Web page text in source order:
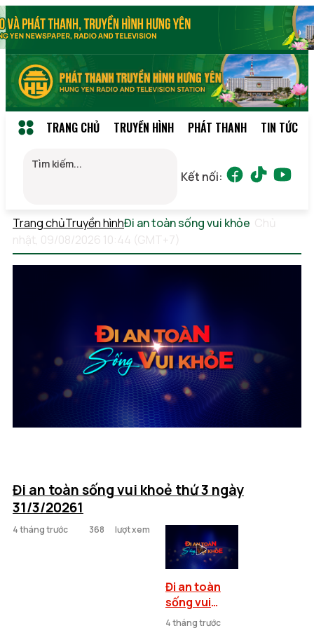
TRANG CHỦ TRUYỀN HÌNH PHÁT THANH TIN TỨC
Kết nối:
Trang chủTruyền hìnhĐi an toàn sống vui khỏe Chủ
nhật, 09/08/2026 10:44 (GMT+7)
Đi an toàn sống vui khoẻ thứ 3 ngày
31/3/20261
4 tháng trước 368 lượt xem
Đi an toàn
sống vui
khoẻ thứ 3
4 tháng trước